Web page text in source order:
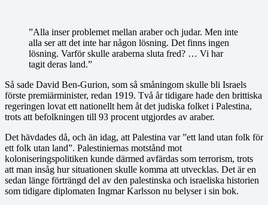
”Alla inser problemet mellan araber och judar. Men inte
alla ser att det inte har någon lösning. Det finns ingen
lösning. Varför skulle araberna sluta fred? … Vi har
tagit deras land.”
Så sade David Ben-Gurion, som så småningom skulle bli Israels
förste premiärminister, redan 1919. Två år tidigare hade den brittiska
regeringen lovat ett nationellt hem åt det judiska folket i Palestina,
trots att befolkningen till 93 procent utgjordes av araber.
Det hävdades då, och än idag, att Palestina var ”ett land utan folk för
ett folk utan land”. Palestiniernas motstånd mot
koloniseringspolitiken kunde därmed avfärdas som terrorism, trots
att man insåg hur situationen skulle komma att utvecklas. Det är en
sedan länge förträngd del av den palestinska och israeliska historien
som tidigare diplomaten Ingmar Karlsson nu belyser i sin bok.